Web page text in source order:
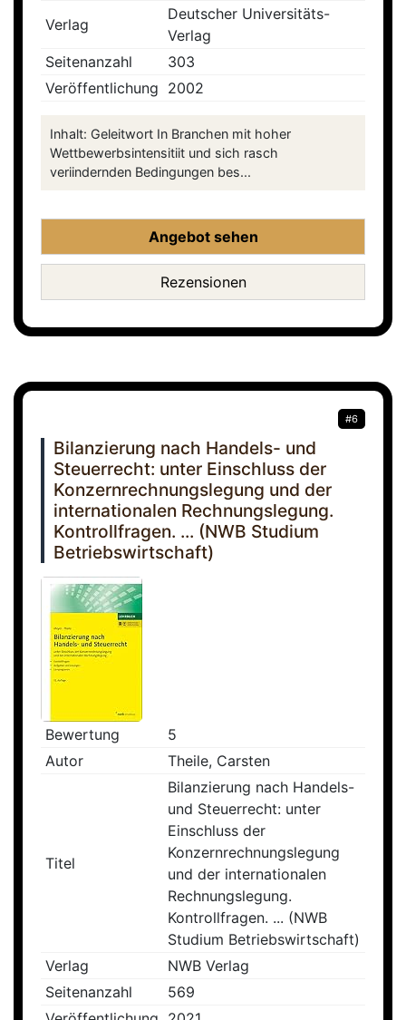
Verlag
Deutscher Universitäts-
Verlag
Seitenanzahl
303
Veröffentlichung 2002
Inhalt: Geleitwort In Branchen mit hoher
Wettbewerbsintensitiit und sich rasch
veriindernden Bedingungen bes...
Angebot sehen
Rezensionen
#6
Bilanzierung nach Handels- und
Steuerrecht: unter Einschluss der
Konzernrechnungslegung und der
internationalen Rechnungslegung.
Kontrollfragen. ... (NWB Studium
Betriebswirtschaft)
Bewertung
5
Autor
Theile, Carsten
Titel
Bilanzierung nach Handels-
und Steuerrecht: unter
Einschluss der
Konzernrechnungslegung
und der internationalen
Rechnungslegung.
Kontrollfragen. ... (NWB
Studium Betriebswirtschaft)
Verlag
NWB Verlag
Seitenanzahl
569